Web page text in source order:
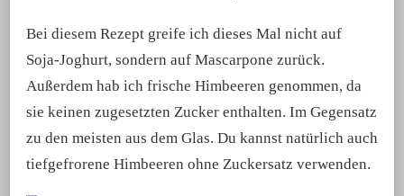
Bei diesem Rezept greife ich dieses Mal nicht auf
Soja-Joghurt, sondern auf Mascarpone zurück.
Außerdem hab ich frische Himbeeren genommen, da
sie keinen zugesetzten Zucker enthalten. Im Gegensatz
zu den meisten aus dem Glas. Du kannst natürlich auch
tiefgefrorene Himbeeren ohne Zuckersatz verwenden.